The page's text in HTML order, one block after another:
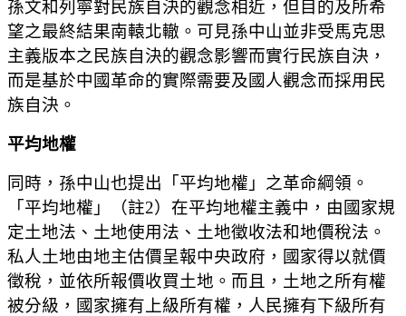
孫文和列寧對民族自決的觀念相近，但目的及所希
望之最終結果南轅北轍。可見孫中山並非受馬克思
主義版本之民族自決的觀念影響而實行民族自決，
而是基於中國革命的實際需要及國人觀念而採用民
族自決。
平均地權
同時，孫中山也提出「平均地權」之革命綱領。
「平均地權」
（註2） 在平均地權主義中，由國家規
定土地法、土地使用法、土地徵收法和地價稅法。
私人土地由地主估價呈報中央政府，國家得以就價
徵稅，並依所報價收買土地。而且，土地之所有權
被分級，國家擁有上級所有權，人民擁有下級所有